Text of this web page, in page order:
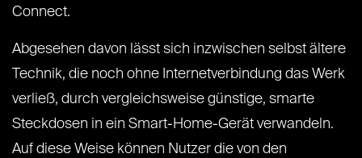
Connect.
Abgesehen davon lässt sich inzwischen selbst ältere
Technik, die noch ohne Internetverbindung das Werk
verließ, durch vergleichsweise günstige, smarte
Steckdosen in ein Smart-Home-Gerät verwandeln.
Auf diese Weise können Nutzer die von den